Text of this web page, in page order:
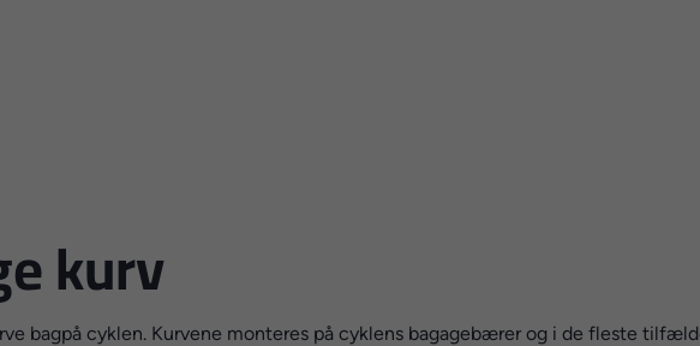
kurv
bagpå cyklen. Kurvene monteres på cyklens bagagebærer og i de fleste